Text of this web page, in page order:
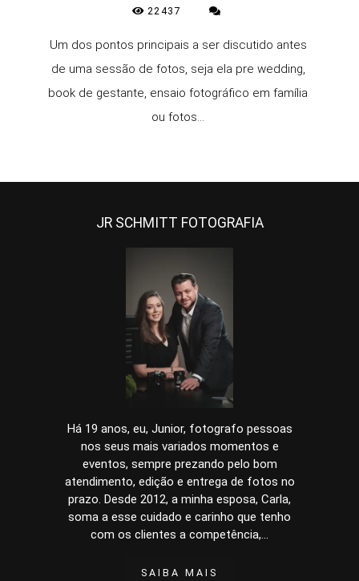
22437
Um dos pontos principais a ser discutido antes
de uma sessão de fotos, seja ela pre wedding,
book de gestante, ensaio fotográfico em família
ou fotos...
JR SCHMITT FOTOGRAFIA
Há 19 anos, eu, Junior, fotografo pessoas
nos seus mais variados momentos e
eventos, sempre prezando pelo bom
atendimento, edição e entrega de fotos no
prazo. Desde 2012, a minha esposa, Carla,
soma a esse cuidado e carinho que tenho
com os clientes a competência,...
SAIBA MAIS